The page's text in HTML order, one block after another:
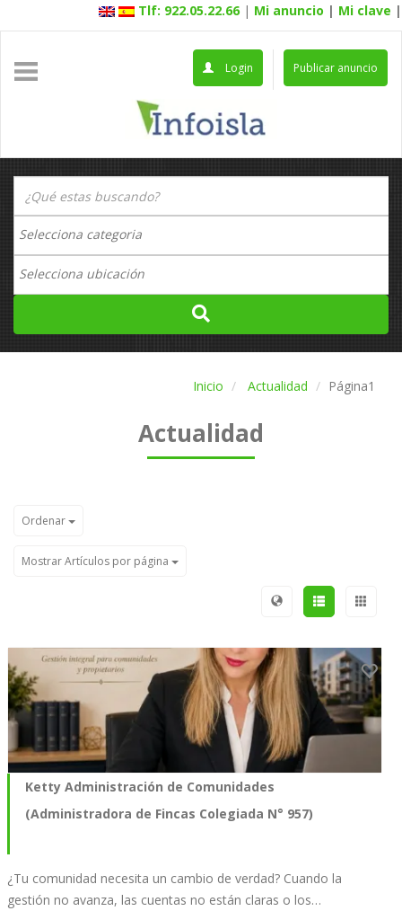
Tlf: 922.05.22.66 | Mi anuncio | Mi clave |
Publicar anuncio
Login
Inicio Actualidad Página1
Actualidad
Ordenar
Mostrar Artículos por página
Ketty Administración de Comunidades
(Administradora de Fincas Colegiada N° 957)
¿Tu comunidad necesita un cambio de verdad? Cuando la
gestión no avanza, las cuentas no están claras o los…